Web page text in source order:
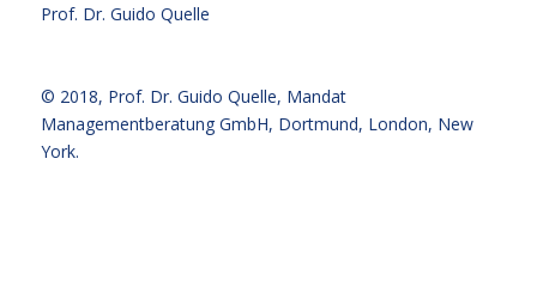
Prof. Dr. Guido Quelle
© 2018, Prof. Dr. Guido Quelle, Mandat
Managementberatung GmbH, Dortmund, London, New
York.